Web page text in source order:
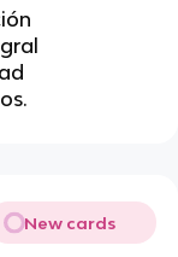
New cards